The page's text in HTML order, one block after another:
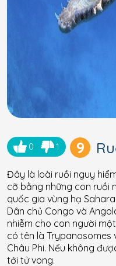
0 1 9
Đây là loài ruồi nguy
cỡ bằng những con ruồi
quốc gia vùng hạ
Dân chủ Congo và
nhiễm cho con người
có tên là
Châu Phi. Nếu không
tới tử vong.